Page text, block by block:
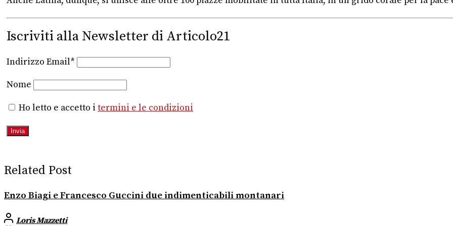
Iscriviti alla Newsletter di Articolo21
Indirizzo Email*
Nome
Ho letto e accetto i termini e le condizioni
Related Post
Enzo Biagi e Francesco Guccini due indimenticabili montanari
Loris Mazzetti